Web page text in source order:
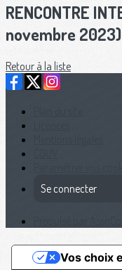
RENCONTRE
novembre 2023)
Retour à la liste
Se connecter
Vos choix